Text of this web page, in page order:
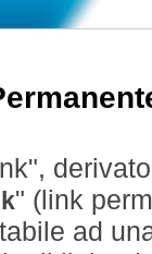
" (link
ad